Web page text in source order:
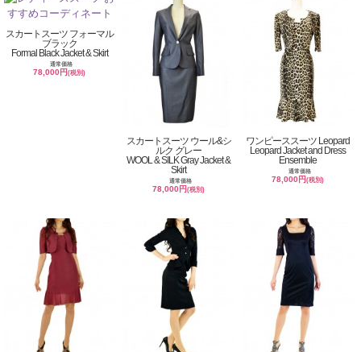
スカートスーツ フォーマル
ブラック
Formal Black Jacket & Skirt
通常価格
78,000円(税別)
スカートスーツ ウール&シ
ルク グレー
WOOL & SILK Gray Jacket &
Skirt
通常価格
78,000円(税別)
ワンピーススーツ Leopard
Leopard Jacket and Dress
Ensemble
通常価格
78,000円(税別)